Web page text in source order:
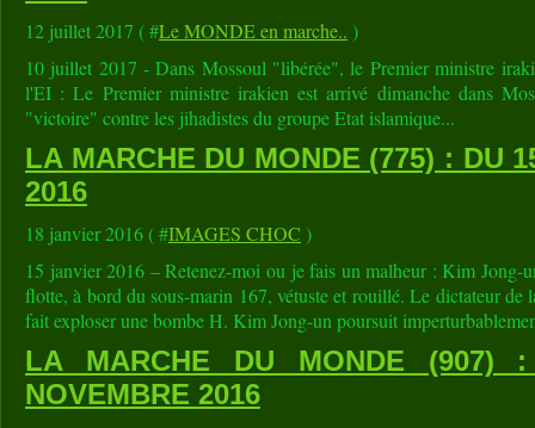
12 juillet 2017 ( #Le MONDE en marche.. )
10 juillet 2017 - Dans Mossoul "libérée", le Premier ministre
l'EI : Le Premier ministre irakien est arrivé dimanche dans
"victoire" contre les jihadistes du groupe Etat islamique...
LA MARCHE DU MONDE (775) : DU
2016
18 janvier 2016 ( #IMAGES CHOC )
15 janvier 2016 – Retenez-moi ou je fais un malheur : Kim Jong-
flotte, à bord du sous-marin 167, vétuste et rouillé. Le dictateur de
fait exploser une bombe H. Kim Jong-un poursuit
LA MARCHE DU MONDE
NOVEMBRE 2016